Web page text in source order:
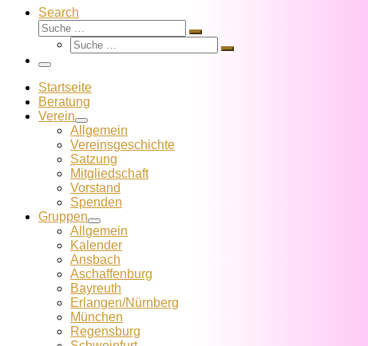
Search
Suche
Suche
Suche
Suche
Menü
Startseite
Beratung
Verein
Allgemein
Vereins­geschichte
Satzung
Mitglied­schaft
Vorstand
Spenden
Gruppen
Allgemein
Kalender
Ansbach
Aschaffenburg
Bayreuth
Erlangen/Nürnberg
München
Regensburg